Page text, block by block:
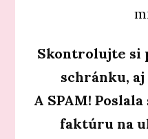
Skontrolujte si
schránku, aj
A SPAM! Poslala
faktúru na